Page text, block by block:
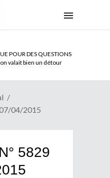
POUR DES QUESTIONS
valait bien un détour
07/04/2015
5829